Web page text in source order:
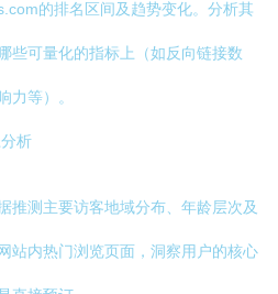
的排名区间及趋势变化。分析其
些可量化的指标上（如反向链接数
力等）。
析
推测主要访客地域分布、年龄层次及
站内热门浏览页面，洞察用户的核心